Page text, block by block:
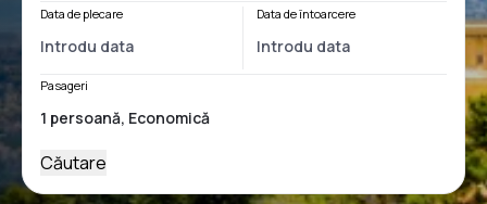
Data de plecare Data de întoarcere
Pasageri
Căutare